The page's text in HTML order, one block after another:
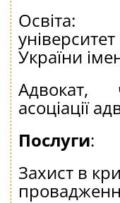
України
Адвокат,
асоціації
Послуги:
Захист в